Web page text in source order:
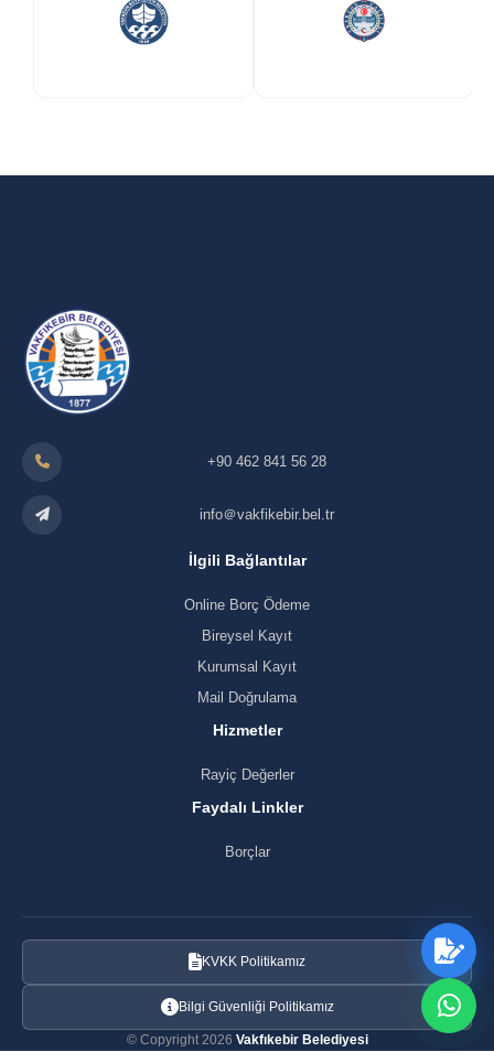
+90 462 841 56 28
info＠vakfikebir.bel.tr
İlgili Bağlantılar
Online Borç Ödeme
Bireysel Kayıt
Kurumsal Kayıt
Mail Doğrulama
Hizmetler
Rayiç Değerler
Faydalı Linkler
Borçlar
KVKK Politikamız
Bilgi Güvenliği Politikamız
© Copyright 2026 Vakfıkebir Belediyesi